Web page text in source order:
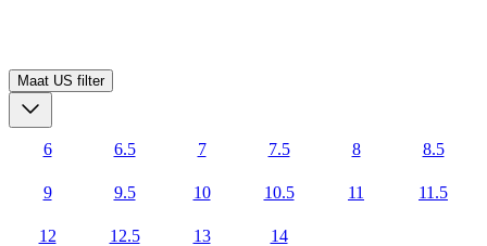
Maat US filter
6 6.5 7 7.5 8 8.5
9 9.5 10 10.5 11 11.5
12 12.5 13 14